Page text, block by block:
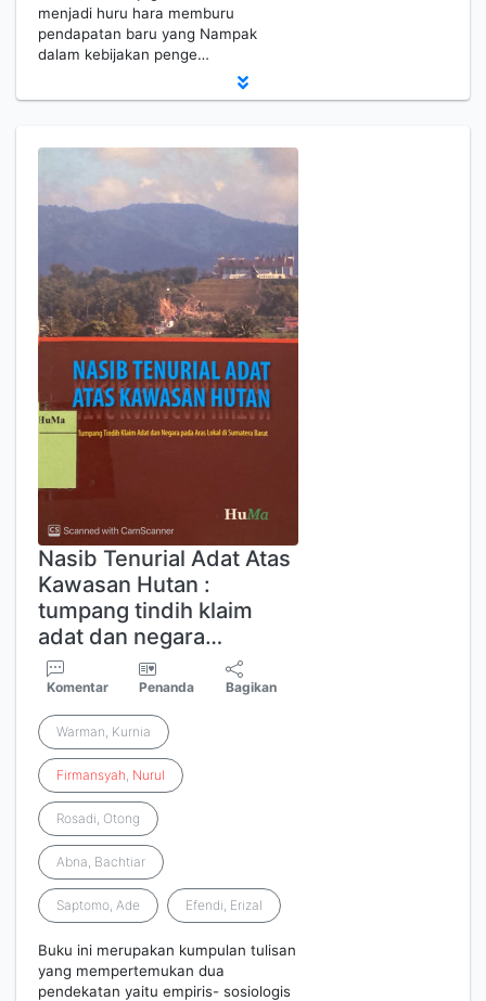
menjadi huru hara memburu
pendapatan baru yang Nampak
dalam kebijakan penge…
Nasib Tenurial Adat Atas
Kawasan Hutan :
tumpang tindih klaim
adat dan negara…
Komentar Penanda Bagikan
Warman, Kurnia
Firmansyah, Nurul
Rosadi, Otong
Abna, Bachtiar
Saptomo, Ade Efendi, Erizal
Buku ini merupakan kumpulan tulisan
yang mempertemukan dua
pendekatan yaitu empiris- sosiologis